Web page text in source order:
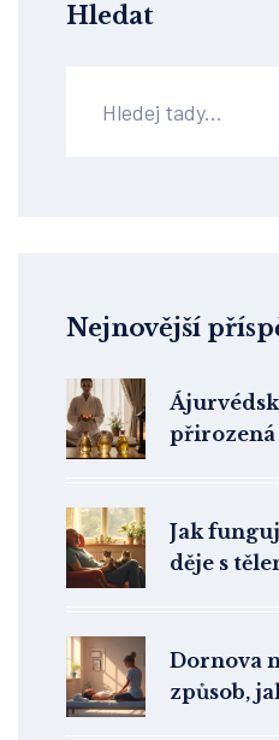
Hledat
Nejnovější
přirozená
Jak
děje s
Dornova
způsob,